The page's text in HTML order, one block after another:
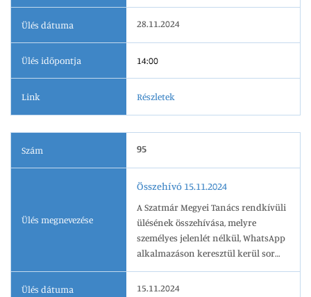
Ülés dátuma 28.11.2024
Ülés időpontja 14:00
Link Részletek
Szám 95
Ülés megnevezése
Összehívó 15.11.2024
A Szatmár Megyei Tanács rendkívüli
ülésének összehívása, melyre
személyes jelenlét nélkül, WhatsApp
alkalmazáson keresztül kerül sor
Ülés dátuma
15.11.2024